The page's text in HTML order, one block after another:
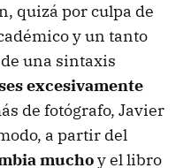
quizá por culpa de
y un tanto
una sintaxis
excesivamente
de fotógrafo, Javier
a partir del
muchoy el libro